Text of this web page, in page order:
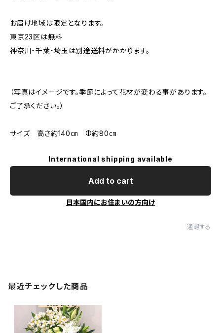
お届け地域は限定となります。
東京23区は無料
神奈川・千葉・埼玉は別途送料がかかります。
（写真はイメージです。季節によって花材が変わる事があります。
ご了承ください。）
サイズ 高さ約140㎝ Φ約80㎝
International shipping available
Add to cart
日本国内にお住まいの方向け
通報する
最近チェックした商品